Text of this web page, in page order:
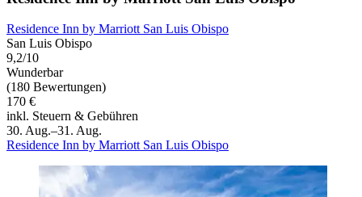
Residence Inn by Marriott San Luis Obispo
San Luis Obispo
9,2/10
Wunderbar
(180 Bewertungen)
170 €
inkl. Steuern & Gebühren
30. Aug.–31. Aug.
Residence Inn by Marriott San Luis Obispo